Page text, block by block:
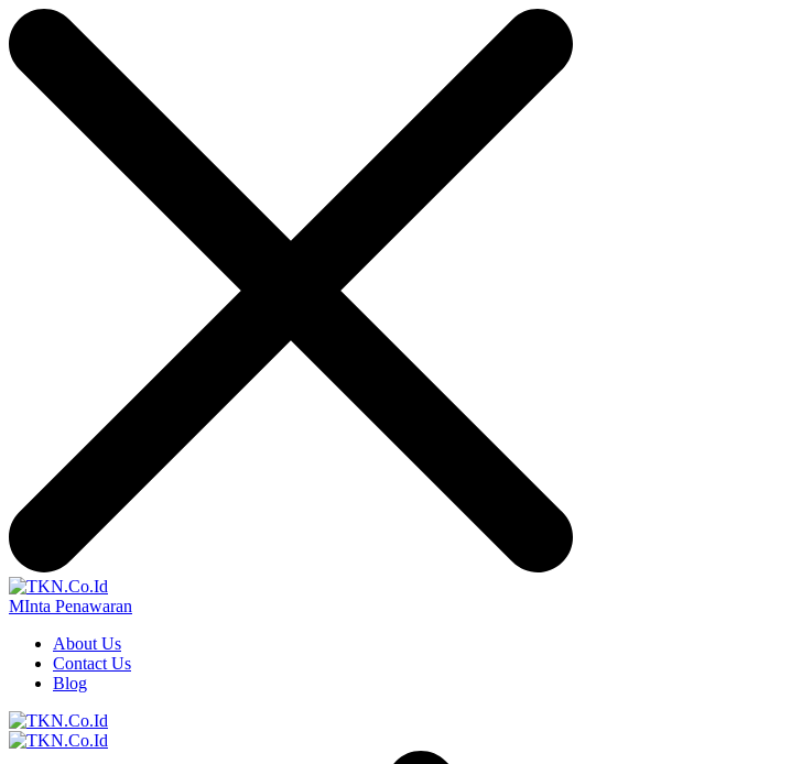
MInta Penawaran
About Us
Contact Us
Blog